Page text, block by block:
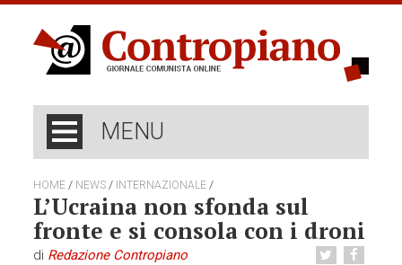
MENU
HOME / NEWS / INTERNAZIONALE /
L’Ucraina non sfonda sul
fronte e si consola con i droni
di Redazione Contropiano